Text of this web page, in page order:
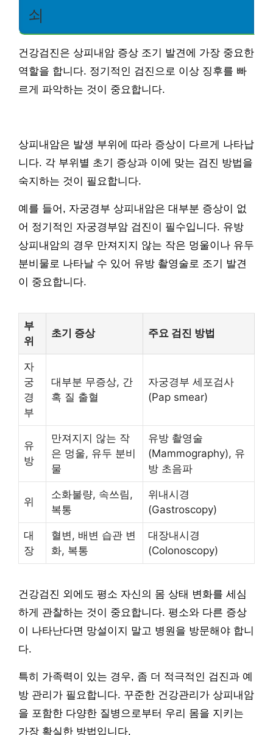
쇠
건강검진은 상피내암 증상 조기 발견에 가장 중요한
역할을 합니다. 정기적인 검진으로 이상 징후를 빠
르게 파악하는 것이 중요합니다.
상피내암은 발생 부위에 따라 증상이 다르게 나타납
니다. 각 부위별 초기 증상과 이에 맞는 검진 방법을
숙지하는 것이 필요합니다.
예를 들어, 자궁경부 상피내암은 대부분 증상이 없
어 정기적인 자궁경부암 검진이 필수입니다. 유방
상피내암의 경우 만져지지 않는 작은 멍울이나 유두
분비물로 나타날 수 있어 유방 촬영술로 조기 발견
이 중요합니다.
부
위
초기 증상 주요 검진 방법
자
궁
경
부
대부분 무증상, 간
혹 질 출혈
자궁경부 세포검사
(Pap smear)
유
방
만져지지 않는 작
은 멍울, 유두 분비
물
유방 촬영술
(Mammography), 유
방 초음파
위
소화불량, 속쓰림,
복통
위내시경
(Gastroscopy)
대
장
혈변, 배변 습관 변
화, 복통
대장내시경
(Colonoscopy)
건강검진 외에도 평소 자신의 몸 상태 변화를 세심
하게 관찰하는 것이 중요합니다. 평소와 다른 증상
이 나타난다면 망설이지 말고 병원을 방문해야 합니
다.
특히 가족력이 있는 경우, 좀 더 적극적인 검진과 예
방 관리가 필요합니다. 꾸준한 건강관리가 상피내암
을 포함한 다양한 질병으로부터 우리 몸을 지키는
가장 확실한 방법입니다.